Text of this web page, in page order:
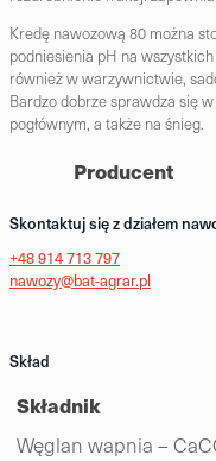
Kredę nawozową 80 można
podniesienia pH na
również w warzywnictwie,
Bardzo dobrze sprawdza się
pogłównym, a także na śnieg.
Producent
Skontaktuj się z działem
+48 914 713 797
nawozy@bat-agrar.pl
Skład
Składnik
Węglan wapnia –